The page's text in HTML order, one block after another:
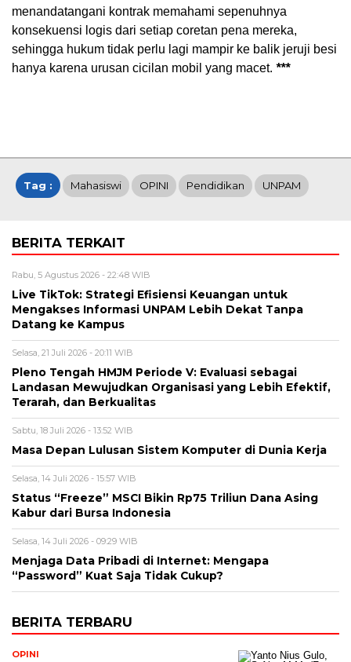
menandatangani kontrak memahami sepenuhnya
konsekuensi logis dari setiap coretan pena mereka,
sehingga hukum tidak perlu lagi mampir ke balik jeruji besi
hanya karena urusan cicilan mobil yang macet. ***
Tag : Mahasiswi OPINI Pendidikan UNPAM
BERITA TERKAIT
Rabu, 5 Agustus 2026 - 22:48 WIB
Live TikTok: Strategi Efisiensi Keuangan untuk
Mengakses Informasi UNPAM Lebih Dekat Tanpa
Datang ke Kampus
Selasa, 21 Juli 2026 - 20:11 WIB
Pleno Tengah HMJM Periode V: Evaluasi sebagai
Landasan Mewujudkan Organisasi yang Lebih Efektif,
Terarah, dan Berkualitas
Sabtu, 18 Juli 2026 - 13:52 WIB
Masa Depan Lulusan Sistem Komputer di Dunia Kerja
Selasa, 14 Juli 2026 - 15:57 WIB
Status “Freeze” MSCI Bikin Rp75 Triliun Dana Asing
Kabur dari Bursa Indonesia
Selasa, 14 Juli 2026 - 09:29 WIB
Menjaga Data Pribadi di Internet: Mengapa
“Password” Kuat Saja Tidak Cukup?
BERITA TERBARU
OPINI